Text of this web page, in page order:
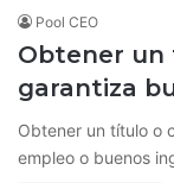
Pool CEO
Obtener
garantiza
Obtener un título o
empleo o buenos